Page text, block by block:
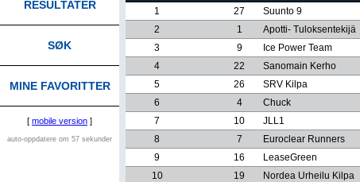
RESULTATER
SØK
MINE FAVORITTER
[ mobile version ]
auto-oppdatere om 57 sekunder
1
27 Suunto 9
2
1 Apotti- Tuloksentekijä
3
9 Ice Power Team
4
22 Sanomain Kerho
5
26 SRV Kilpa
6
4 Chuck
7
10 JLL1
8
7 Euroclear Runners
9
16 LeaseGreen
10
19 Nordea Urheilu Kilpa